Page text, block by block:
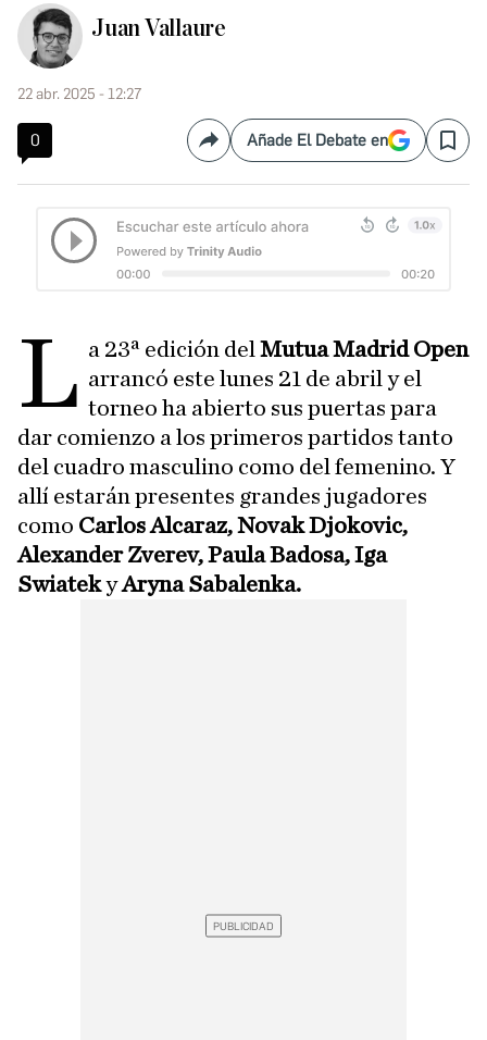
Juan Vallaure
22 abr. 2025 - 12:27
0 CompartirAñade El Debate en Save
L a 23ª edición delMutua Madrid Open
arrancó este lunes 21 de abril y el
torneo ha abierto sus puertas para
dar comienzo a los primeros partidos tanto
del cuadro masculino como del femenino. Y
allí estarán presentes grandes jugadores
como Carlos Alcaraz, Novak Djokovic,
Alexander Zverev, Paula Badosa, Iga
SwiatekyAryna Sabalenka.